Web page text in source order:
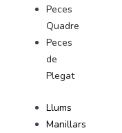
Peces
Quadre
Peces
de
Plegat
Llums
Manillars